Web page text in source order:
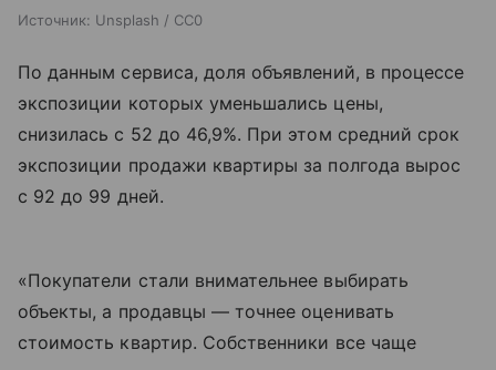
Источник: Unsplash / CC0
По данным сервиса, доля объявлений, в процессе
экспозиции которых уменьшались цены,
снизилась с 52 до 46,9%. При этом средний срок
экспозиции продажи квартиры за полгода вырос
с 92 до 99 дней.
«Покупатели стали внимательнее выбирать
объекты, а продавцы — точнее оценивать
стоимость квартир. Собственники все чаще